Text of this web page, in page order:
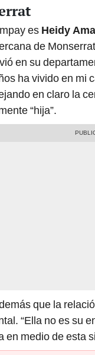
es Heidy
de
en su
ha vivido en mi
en claro la
“hija”.
que la
“Ella no es su
en medio de esta